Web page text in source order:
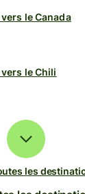
le Canada
le Chili
les